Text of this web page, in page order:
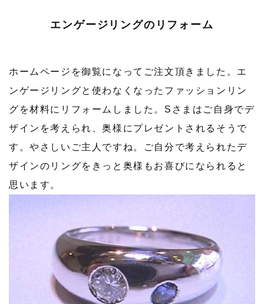
エンゲージリングのリフォーム
ホームページを御覧になってご注文頂きました。エ
ンゲージリングと使わなくなったファッションリン
グを材料にリフォームしました。Sさまはご自身でデ
ザインを考えられ、奥様にプレゼントされるそうで
す。やさしいご主人ですね。ご自分で考えられたデ
ザインのリングをきっと奥様もお喜びになられると
思います。